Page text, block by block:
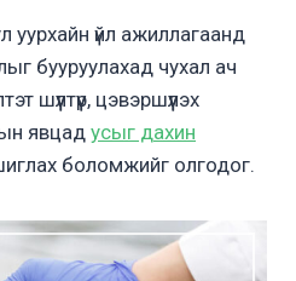
уурхайн үйл ажиллагаанд
бууруулахад чухал ач
цэвэршүүлэх
явцадусыг дахин
боломжийг олгодог.